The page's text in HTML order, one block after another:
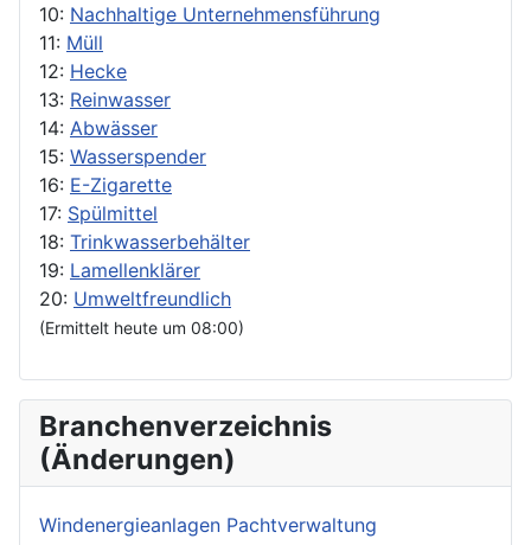
10: Nachhaltige Unternehmensführung
11: Müll
12: Hecke
13: Reinwasser
14: Abwässer
15: Wasserspender
16: E-Zigarette
17: Spülmittel
18: Trinkwasserbehälter
19: Lamellenklärer
20: Umweltfreundlich
(Ermittelt heute um 08:00)
Branchenverzeichnis
(Änderungen)
Windenergieanlagen Pachtverwaltung